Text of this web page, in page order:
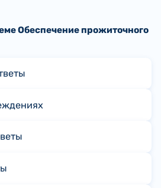
Обеспечение прожиточного